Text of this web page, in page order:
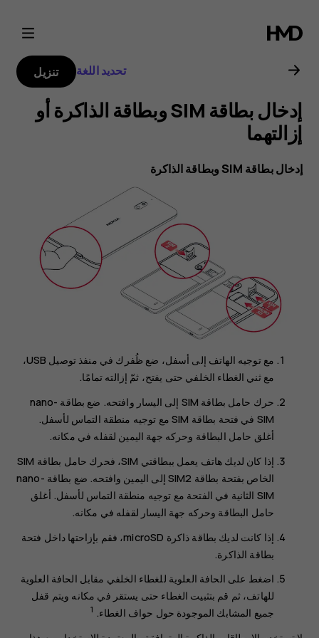
دليل
مستخدم
هاتف
Nokia
2.1
تحديد اللغة تنزيل
‎إدخال بطاقة SIM وبطاقة الذاكرة أو
إزالتهما
مع توجيه الهاتف إلى أسفل، ضع ظُفرك في منفذ توصيل USB،
مع ثني الغطاء الخلفي حتى يفتح، ثمّ إزالته تمامًا.
حرك حامل بطاقة SIM إلى اليسار وافتحه. ضع بطاقة nano-
SIM في فتحة بطاقة SIM مع توجيه منطقة التماس لأسفل.
أغلق حامل البطاقة وحركه جهة اليمين لقفله في مكانه.
إذا كان لديك هاتف يعمل ببطاقتي SIM، فحرك حامل بطاقة SIM
الخاص بفتحة بطاقة SIM2 إلى اليمين وافتحه. ضع بطاقة nano-
SIM الثانية في الفتحة مع توجيه منطقة التماس لأسفل. أغلق
حامل البطاقة وحركه جهة اليسار لقفله في مكانه.
إذا كانت لديك بطاقة ذاكرة microSD، فقم بإزاحتها داخل فتحة
بطاقة الذاكرة.
اضغط على الحافة العلوية للغطاء الخلفي مقابل الحافة العلوية
للهاتف، ثم قم بتثبيت الغطاء حتى يستقر في مكانه ويتم قفل
جميع المشابك الموجودة حول حواف الغطاء. 1